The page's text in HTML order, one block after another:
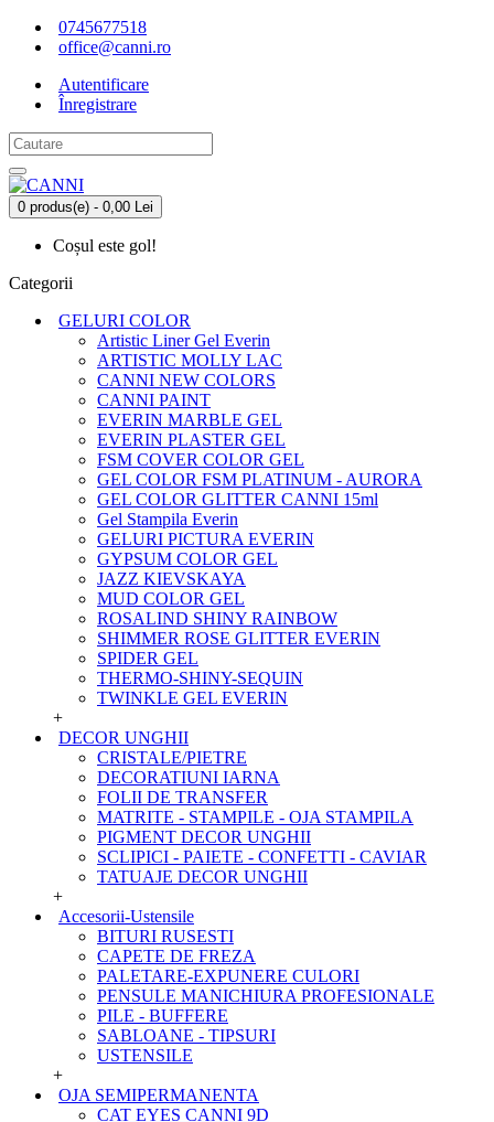
0745677518
office@canni.ro
Autentificare
Înregistrare
0 produs(e) - 0,00 Lei
Coșul este gol!
Categorii
GELURI COLOR
Artistic Liner Gel Everin
ARTISTIC MOLLY LAC
CANNI NEW COLORS
CANNI PAINT
EVERIN MARBLE GEL
EVERIN PLASTER GEL
FSM COVER COLOR GEL
GEL COLOR FSM PLATINUM - AURORA
GEL COLOR GLITTER CANNI 15ml
Gel Stampila Everin
GELURI PICTURA EVERIN
GYPSUM COLOR GEL
JAZZ KIEVSKAYA
MUD COLOR GEL
ROSALIND SHINY RAINBOW
SHIMMER ROSE GLITTER EVERIN
SPIDER GEL
THERMO-SHINY-SEQUIN
TWINKLE GEL EVERIN
+
DECOR UNGHII
CRISTALE/PIETRE
DECORATIUNI IARNA
FOLII DE TRANSFER
MATRITE - STAMPILE - OJA STAMPILA
PIGMENT DECOR UNGHII
SCLIPICI - PAIETE - CONFETTI - CAVIAR
TATUAJE DECOR UNGHII
+
Accesorii-Ustensile
BITURI RUSESTI
CAPETE DE FREZA
PALETARE-EXPUNERE CULORI
PENSULE MANICHIURA PROFESIONALE
PILE - BUFFERE
SABLOANE - TIPSURI
USTENSILE
+
OJA SEMIPERMANENTA
CAT EYES CANNI 9D